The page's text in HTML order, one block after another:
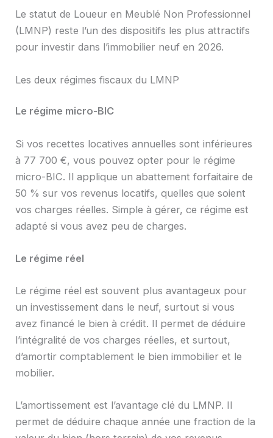
Le statut de Loueur en Meublé Non Professionnel
(LMNP) reste l’un des dispositifs les plus attractifs
pour investir dans l’immobilier neuf en 2026.
Les deux régimes fiscaux du LMNP
Le régime micro-BIC
Si vos recettes locatives annuelles sont inférieures
à 77 700 €, vous pouvez opter pour le régime
micro-BIC. Il applique un abattement forfaitaire de
50 % sur vos revenus locatifs, quelles que soient
vos charges réelles. Simple à gérer, ce régime est
adapté si vous avez peu de charges.
Le régime réel
Le régime réel est souvent plus avantageux pour
un investissement dans le neuf, surtout si vous
avez financé le bien à crédit. Il permet de déduire
l’intégralité de vos charges réelles, et surtout,
d’amortir comptablement le bien immobilier et le
mobilier.
L’amortissement est l’avantage clé du LMNP. Il
permet de déduire chaque année une fraction de la